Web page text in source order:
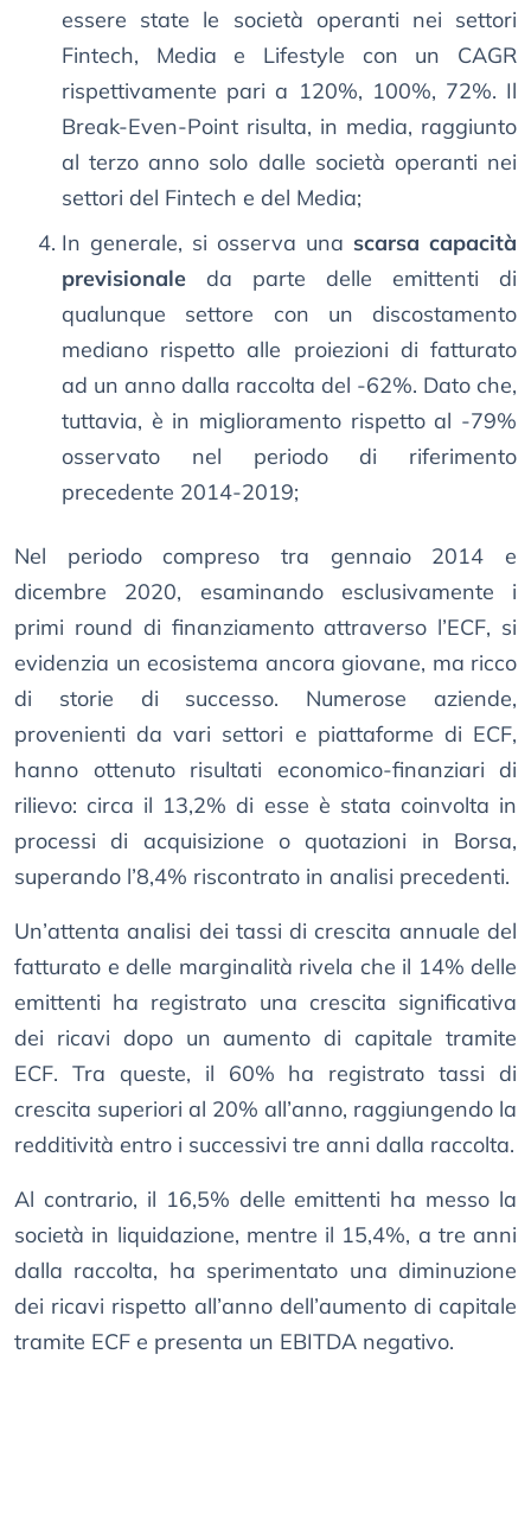
essere state le società operanti nei settori
Fintech, Media e Lifestyle con un CAGR
rispettivamente pari a 120%, 100%, 72%. Il
Break-Even-Point risulta, in media, raggiunto
al terzo anno solo dalle società operanti nei
settori del Fintech e del Media;
In generale, si osserva una scarsa capacità
previsionale da parte delle emittenti di
qualunque settore con un discostamento
mediano rispetto alle proiezioni di fatturato
ad un anno dalla raccolta del -62%. Dato che,
tuttavia, è in miglioramento rispetto al -79%
osservato nel periodo di riferimento
precedente 2014-2019;
Nel periodo compreso tra gennaio 2014 e
dicembre 2020, esaminando esclusivamente i
primi round di finanziamento attraverso l’ECF, si
evidenzia un ecosistema ancora giovane, ma ricco
di storie di successo. Numerose aziende,
provenienti da vari settori e piattaforme di ECF,
hanno ottenuto risultati economico-finanziari di
rilievo: circa il 13,2% di esse è stata coinvolta in
processi di acquisizione o quotazioni in Borsa,
superando l’8,4% riscontrato in analisi precedenti.
Un’attenta analisi dei tassi di crescita annuale del
fatturato e delle marginalità rivela che il 14% delle
emittenti ha registrato una crescita significativa
dei ricavi dopo un aumento di capitale tramite
ECF. Tra queste, il 60% ha registrato tassi di
crescita superiori al 20% all’anno, raggiungendo la
redditività entro i successivi tre anni dalla raccolta.
Al contrario, il 16,5% delle emittenti ha messo la
società in liquidazione, mentre il 15,4%, a tre anni
dalla raccolta, ha sperimentato una diminuzione
dei ricavi rispetto all’anno dell’aumento di capitale
tramite ECF e presenta un EBITDA negativo.